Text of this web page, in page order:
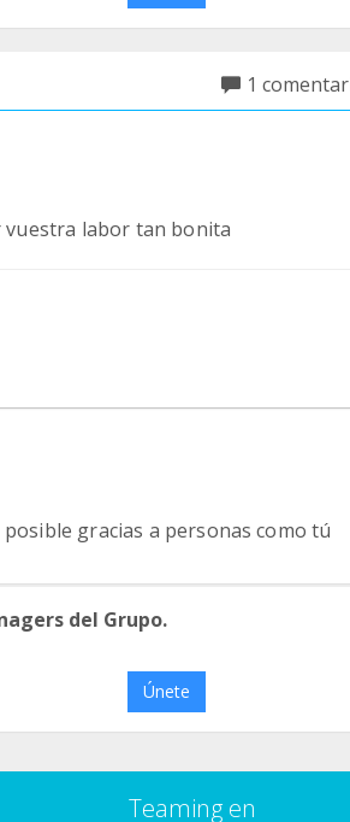
1
vuestra labor tan bonita
gracias a personas como tú
del Grupo.
Únete
Teaming en